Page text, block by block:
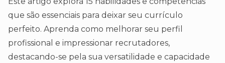
que são essenciais para deixar seu currículo
perfeito. Aprenda como melhorar seu perfil
profissional e impressionar recrutadores,
destacando-se pela sua versatilidade e capacidade